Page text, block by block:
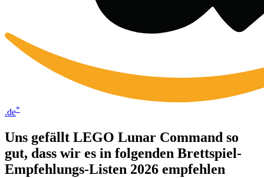
.de*
Uns gefällt LEGO Lunar Command so
gut, dass wir es in folgenden Brettspiel-
Empfehlungs-Listen 2026 empfehlen